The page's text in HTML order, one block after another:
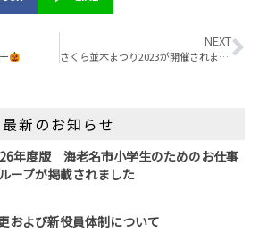
NEXT
さくら並木まつり2023が開催されました！
最新のお知らせ
年度版 海老名市小学生のためのお仕事
ープが掲載されました
および新役員体制について